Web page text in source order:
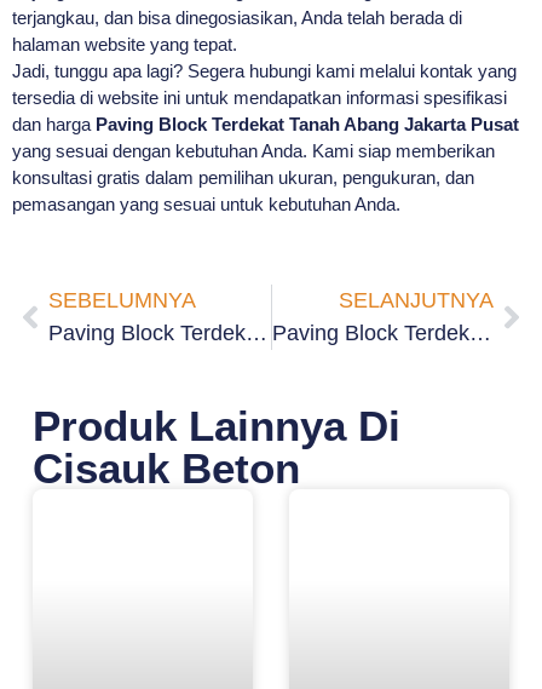
terjangkau, dan bisa dinegosiasikan, Anda telah berada di
halaman website yang tepat.
Jadi, tunggu apa lagi? Segera hubungi kami melalui kontak yang
tersedia di website ini untuk mendapatkan informasi spesifikasi
dan harga Paving Block Terdekat Tanah Abang Jakarta Pusat
yang sesuai dengan kebutuhan Anda. Kami siap memberikan
konsultasi gratis dalam pemilihan ukuran, pengukuran, dan
pemasangan yang sesuai untuk kebutuhan Anda.
SEBELUMNYA
Paving Block Terdekat Paseban Jakarta Pusat
SELANJUTNYA
Paving Block Terdekat Bendungan Hilir Jakarta Pusat
Produk Lainnya Di
Cisauk Beton